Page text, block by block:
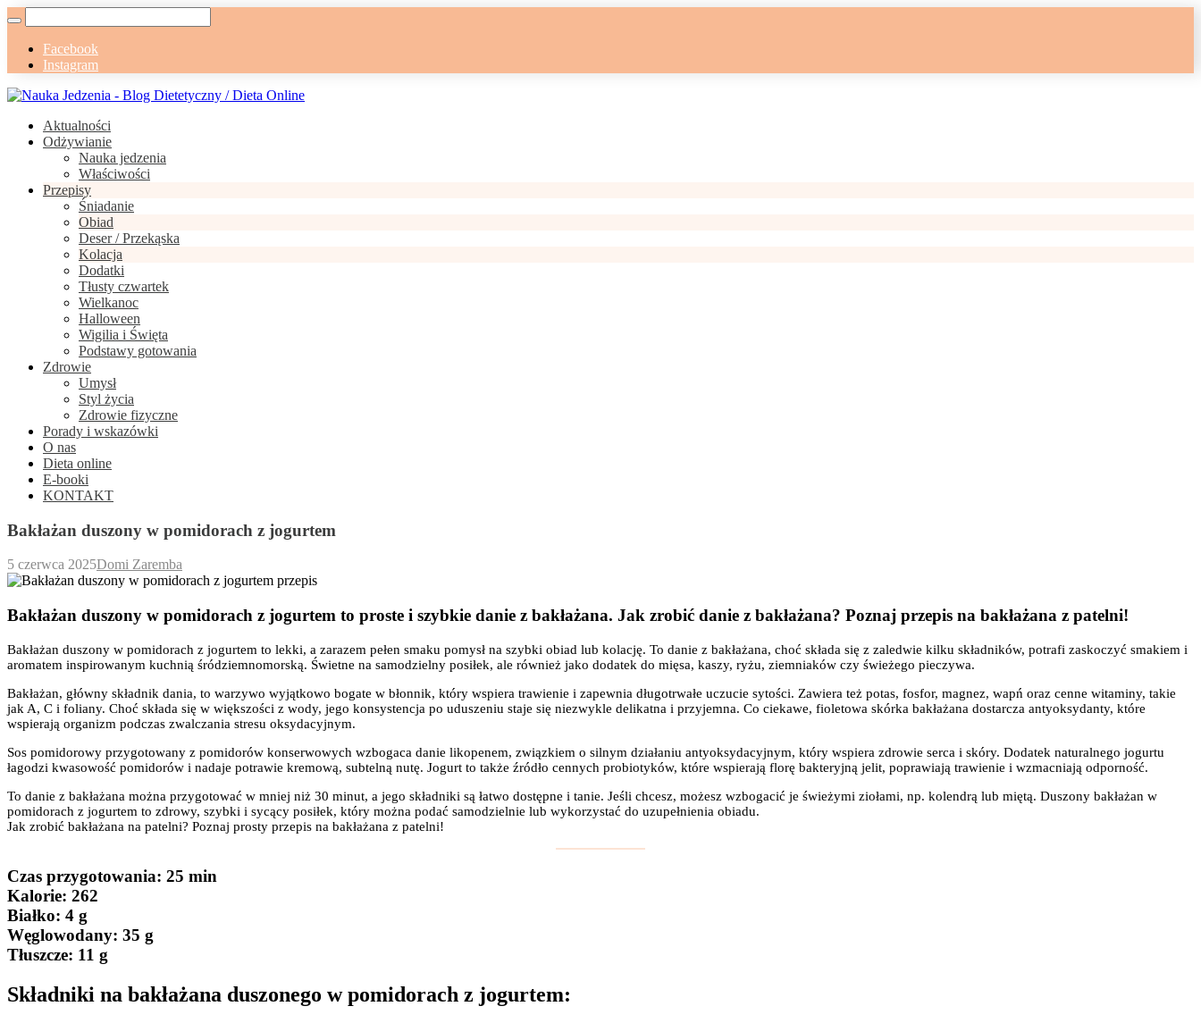
Facebook
Instagram
Aktualności
Odżywianie
Nauka jedzenia
Właściwości
Przepisy
Śniadanie
Obiad
Deser / Przekąska
Kolacja
Dodatki
Tłusty czwartek
Wielkanoc
Halloween
Wigilia i Święta
Podstawy gotowania
Zdrowie
Umysł
Styl życia
Zdrowie fizyczne
Porady i wskazówki
O nas
Dieta online
E-booki
KONTAKT
Bakłażan duszony w pomidorach z jogurtem
5 czerwca 2025Domi Zaremba
Bakłażan duszony w pomidorach z jogurtem to proste i szybkie danie z bakłażana. Jak zrobić danie z bakłażana? Poznaj przepis na bakłażana z patelni!
Bakłażan duszony w pomidorach z jogurtem to lekki, a zarazem pełen smaku pomysł na szybki obiad lub kolację. To danie z bakłażana, choć składa się z zaledwie kilku składników, potrafi zaskoczyć smakiem i
aromatem inspirowanym kuchnią śródziemnomorską. Świetne na samodzielny posiłek, ale również jako dodatek do mięsa, kaszy, ryżu, ziemniaków czy świeżego pieczywa.
Bakłażan, główny składnik dania, to warzywo wyjątkowo bogate w błonnik, który wspiera trawienie i zapewnia długotrwałe uczucie sytości. Zawiera też potas, fosfor, magnez, wapń oraz cenne witaminy, takie
jak A, C i foliany. Choć składa się w większości z wody, jego konsystencja po uduszeniu staje się niezwykle delikatna i przyjemna. Co ciekawe, fioletowa skórka bakłażana dostarcza antyoksydanty, które
wspierają organizm podczas zwalczania stresu oksydacyjnym.
Sos pomidorowy przygotowany z pomidorów konserwowych wzbogaca danie likopenem, związkiem o silnym działaniu antyoksydacyjnym, który wspiera zdrowie serca i skóry. Dodatek naturalnego jogurtu
łagodzi kwasowość pomidorów i nadaje potrawie kremową, subtelną nutę. Jogurt to także źródło cennych probiotyków, które wspierają florę bakteryjną jelit, poprawiają trawienie i wzmacniają odporność.
To danie z bakłażana można przygotować w mniej niż 30 minut, a jego składniki są łatwo dostępne i tanie. Jeśli chcesz, możesz wzbogacić je świeżymi ziołami, np. kolendrą lub miętą. Duszony bakłażan w
pomidorach z jogurtem to zdrowy, szybki i sycący posiłek, który można podać samodzielnie lub wykorzystać do uzupełnienia obiadu.
Jak zrobić bakłażana na patelni? Poznaj prosty przepis na bakłażana z patelni!
Czas przygotowania: 25 min
Kalorie: 262
Białko: 4 g
Węglowodany: 35 g
Tłuszcze: 11 g
Składniki na bakłażana duszonego w pomidorach z jogurtem: